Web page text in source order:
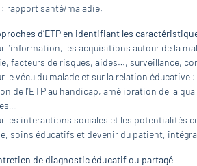
rapport santé/maladie.
d’ETP en identifiant les
l’information, les acquisitions autour de la
facteurs de risques, aides…, surveillance,
le vécu du malade et sur la relation
de l’ETP au handicap, amélioration de la
les interactions sociales et les potentialités
soins éducatifs et devenir du patient,
de diagnostic éducatif ou partagé